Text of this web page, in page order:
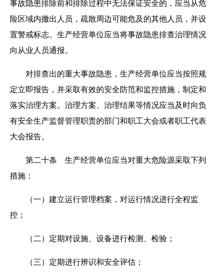
事故隐患排除前和排除过程中无法保证安全的，应当从危
险区域内撤出人员，疏散周边可能危及的其他人员，并设
置警戒标志。生产经营单位应当将事故隐患排查治理情况
向从业人员通报。
对排查出的重大事故隐患，生产经营单位应当按照规
定立即报告，并采取有效的安全防范和监控措施，制定和
落实治理方案。治理方案、治理结果等情况应当及时向负
有安全生产监督管理职责的部门和职工大会或者职工代表
大会报告。
第二十条 生产经营单位应当对重大危险源采取下列
措施：
（一）建立运行管理档案，对运行情况进行全程监
控；
（二）定期对设施、设备进行检测、检验；
（三）定期进行辨识和安全评估；